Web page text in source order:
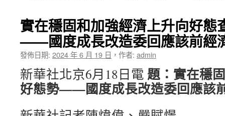
實在穩固和加強經濟上升向好態
——國度成長改造委回應該前經
發佈日期: 2024 年 6 月 19 日 ， 作者: admin
新華社北京6月18日電 題：實在穩
好態勢——國度成長改造委回應該